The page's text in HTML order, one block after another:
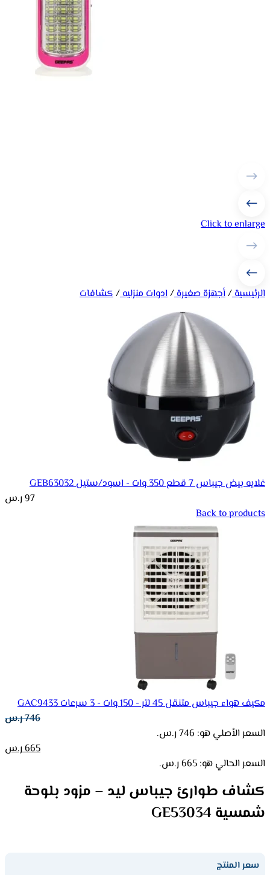
Click to enlarge
الرئيسية/أجهزة صغيرة/ادوات منزليه/كشافات
غلايه بيض جيباس 7 قطع 350 وات - اسود/ستيل GEB63032
97ر.س
Back to products
مكيف هواء جيباس متنقل 45 لتر - 150 وات - 3 سرعات GAC9433
746ر.س
السعر الأصلي هو: 746 ر.س.
665ر.س
السعر الحالي هو: 665 ر.س.
كشاف طوارئ جيباس ليد – مزود بلوحة
شمسية GE53034
سعر المنتج